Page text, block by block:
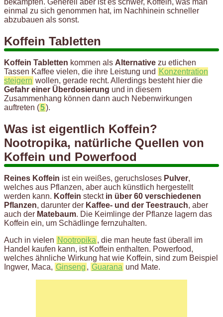
einmal zu sich genommen hat, im Nachhinein schneller
abzubauen als sonst.
Koffein Tabletten
Koffein Tabletten kommen als Alternative zu etlichen
Tassen Kaffee vielen, die ihre Leistung und Konzentration
steigern wollen, gerade recht. Allerdings besteht hier die
Gefahr einer Überdosierung und in diesem
Zusammenhang können dann auch Nebenwirkungen
auftreten (5).
Was ist eigentlich Koffein?
Nootropika, natürliche Quellen von
Koffein und Powerfood
Reines Koffein ist ein weißes, geruchsloses Pulver,
welches aus Pflanzen, aber auch künstlich hergestellt
werden kann. Koffein steckt in über 60 verschiedenen
Pflanzen, darunter der Kaffee- und der Teestrauch, aber
auch der Matebaum. Die Keimlinge der Pflanze lagern das
Koffein ein, um Schädlinge fernzuhalten.
Auch in vielen Nootropika , die man heute fast überall im
Handel kaufen kann, ist Koffein enthalten. Powerfood,
welches ähnliche Wirkung hat wie Koffein, sind zum Beispiel
Ingwer, Maca, Ginseng , Guarana und Mate.